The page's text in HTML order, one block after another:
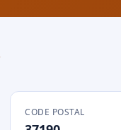
CODE POSTAL